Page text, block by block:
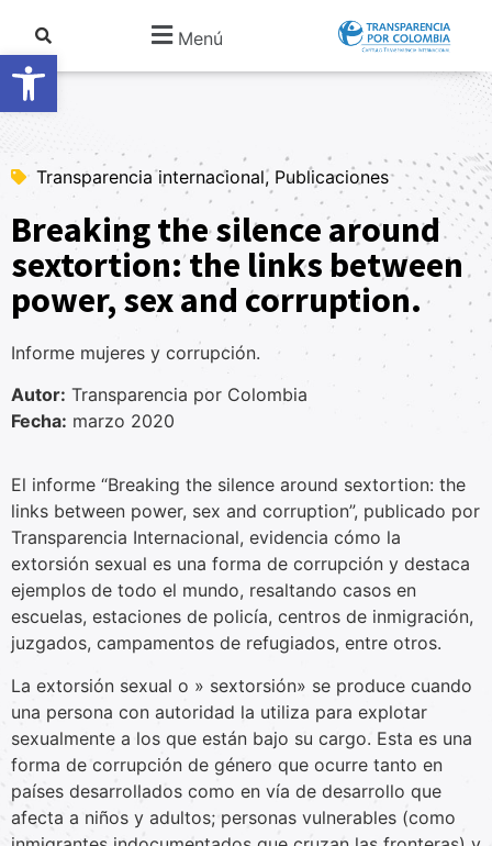
Abrir barra de herramientas
Menú
Transparencia internacional, Publicaciones
Breaking the silence around
sextortion: the links between
power, sex and corruption.
Informe mujeres y corrupción.
Autor: Transparencia por Colombia
Fecha: marzo 2020
El informe “Breaking the silence around sextortion: the
links between power, sex and corruption”, publicado por
Transparencia Internacional, evidencia cómo la
extorsión sexual es una forma de corrupción y destaca
ejemplos de todo el mundo, resaltando casos en
escuelas, estaciones de policía, centros de inmigración,
juzgados, campamentos de refugiados, entre otros.
La extorsión sexual o » sextorsión» se produce cuando
una persona con autoridad la utiliza para explotar
sexualmente a los que están bajo su cargo. Esta es una
forma de corrupción de género que ocurre tanto en
países desarrollados como en vía de desarrollo que
afecta a niños y adultos; personas vulnerables (como